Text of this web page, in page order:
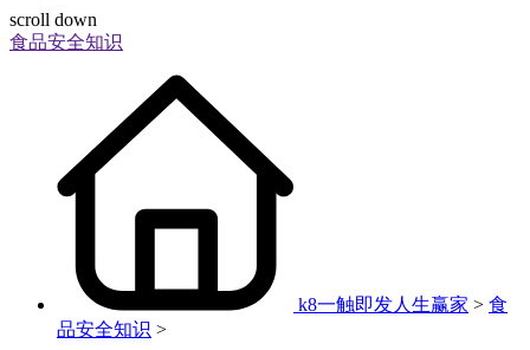
scroll down
食品安全知识
k8一触即发人生赢家 > 食
品安全知识 >